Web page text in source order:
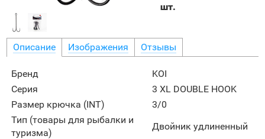
шт.
Описание Изображения Отзывы
Бренд
KOI
Серия
3 XL DOUBLE HOOK
Размер крючка (INT)
3/0
Тип (товары для рыбалки и
туризма)
Двойник удлиненный